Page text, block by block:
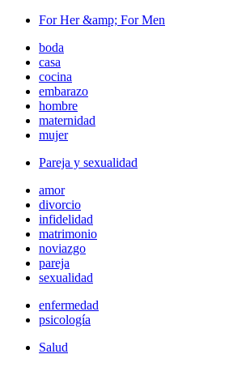
For Her &amp; For Men
boda
casa
cocina
embarazo
hombre
maternidad
mujer
Pareja y sexualidad
amor
divorcio
infidelidad
matrimonio
noviazgo
pareja
sexualidad
enfermedad
psicología
Salud